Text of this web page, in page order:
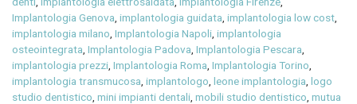
Implantologia Genova ,implantologia guidata ,implantologia low cost
implantologia milano ,Implantologia Napoli ,implantologia
osteointegrata ,Implantologia Padova ,Implantologia Pescara
implantologia prezzi ,Implantologia Roma ,Implantologia Torino
implantologia transmucosa ,implantologo ,leone implantologia ,logo
studio dentistico ,mini impianti dentali ,mobili studio dentistico ,mutua